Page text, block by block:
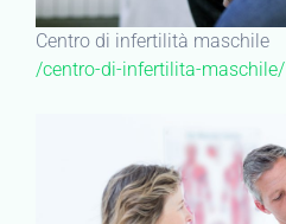
Centro di infertilità maschile
/centro-di-infertilita-maschile/